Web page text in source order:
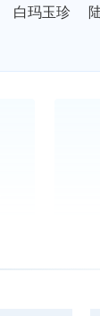
白玛玉珍